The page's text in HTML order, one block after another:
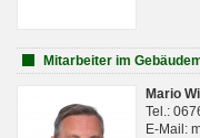
Mitarbeiter im
Mario
Tel.:
E-Mail: